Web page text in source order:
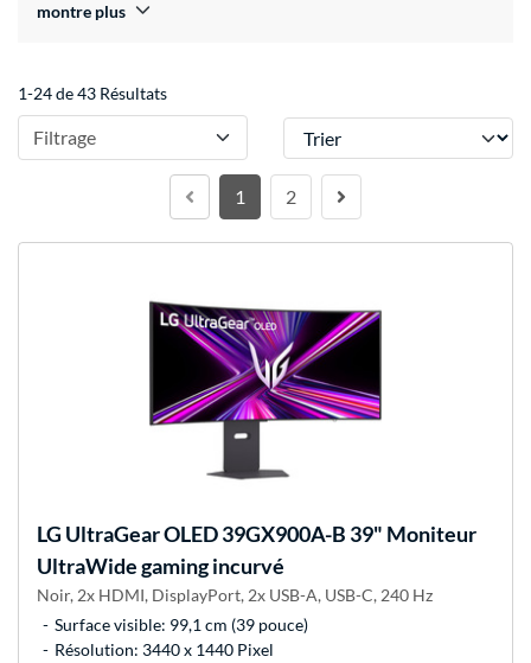
montre plus
1-24 de 43 Résultats
Filtrage Trier
1 2
LG UltraGear OLED 39GX900A-B 39" Moniteur
UltraWide gaming incurvé
Noir, 2x HDMI, DisplayPort, 2x USB-A, USB-C, 240 Hz
Surface visible: 99,1 cm (39 pouce)
Résolution: 3440 x 1440 Pixel